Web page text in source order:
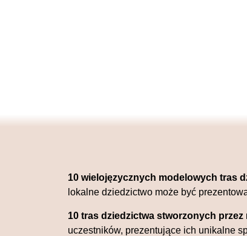
10 wielojęzycznych modelowych tras
lokalne dziedzictwo może być
10 tras dziedzictwa stworzonych przez
uczestników, prezentujące ich unikalne